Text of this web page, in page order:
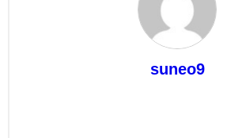
suneo9